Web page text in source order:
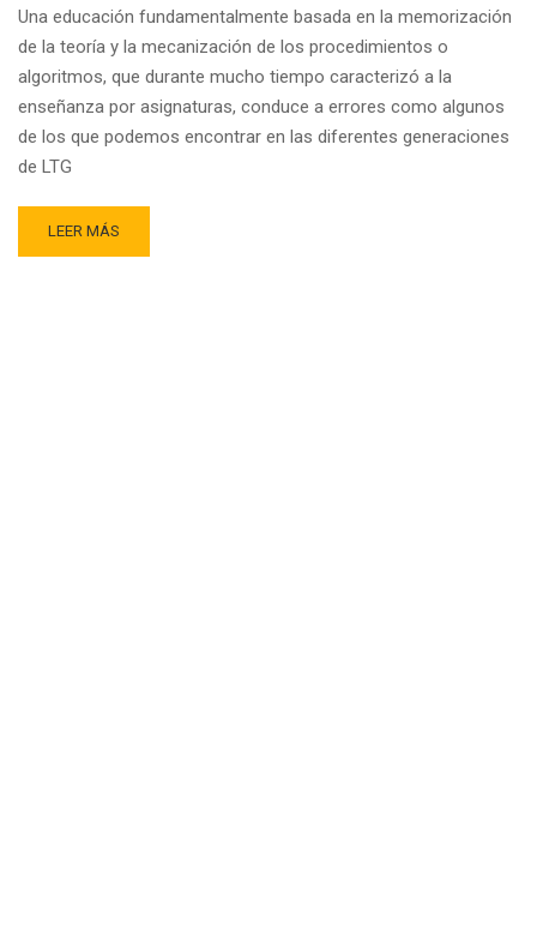
Una educación fundamentalmente basada en la memorización
de la teoría y la mecanización de los procedimientos o
algoritmos, que durante mucho tiempo caracterizó a la
enseñanza por asignaturas, conduce a errores como algunos
de los que podemos encontrar en las diferentes generaciones
de LTG
READ
MORE
LEER MÁS